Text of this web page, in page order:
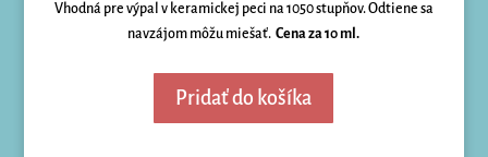
Vhodná pre výpal v keramickej peci na 1050 stupňov. Odtiene sa
navzájom môžu miešať.Cena za 10 ml.
Pridať do košíka